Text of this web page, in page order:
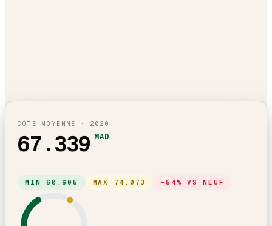
COTE MOYENNE · 2020
67.339 MAD
MIN60.605 MAX 74.073 − 54% VS NEUF